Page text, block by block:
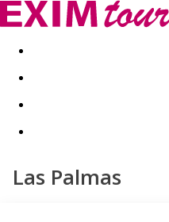
Akční nabídky Last minute
Las Palmas